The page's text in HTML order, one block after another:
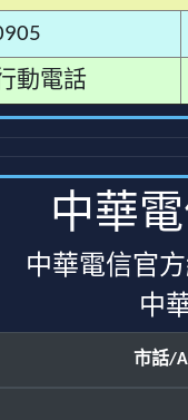
動電話
中華
中華電信官
中
市話/